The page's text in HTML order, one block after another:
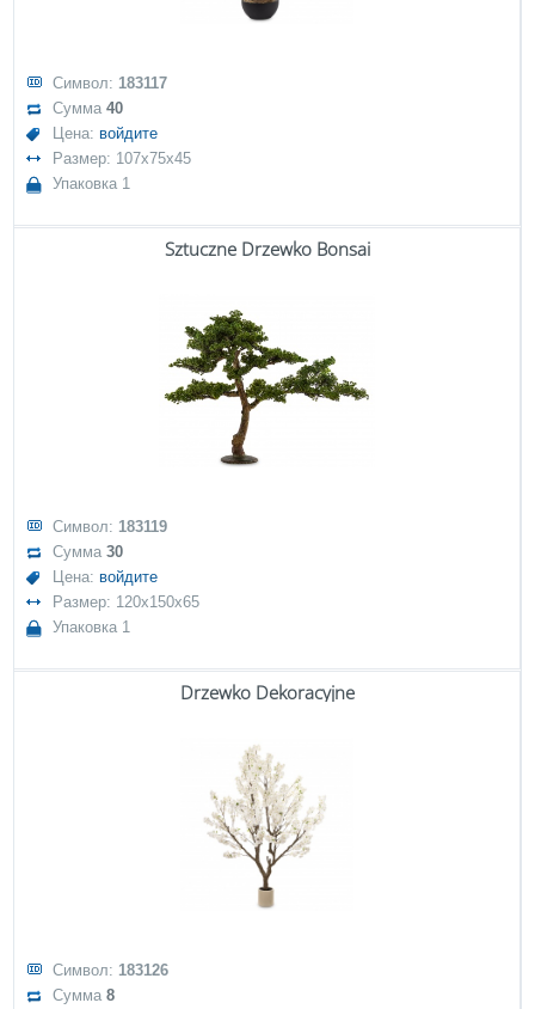
Символ: 183117
Сумма40
Цена: войдите
Размер: 107x75x45
Упаковка 1
Sztuczne Drzewko Bonsai
Символ: 183119
Сумма30
Цена: войдите
Размер: 120x150x65
Упаковка 1
Drzewko Dekoracyjne
Символ: 183126
Сумма8